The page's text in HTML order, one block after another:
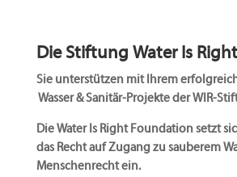
Die Stiftung Water Is Right
Sie unterstützen mit Ihrem
Wasser & Sanitär-Projekte der WIR-
Die Water Is Right Foundation setzt
das Recht auf Zugang zu sauberem
Menschenrecht ein.